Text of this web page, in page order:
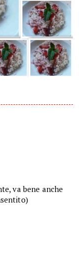
va bene anche